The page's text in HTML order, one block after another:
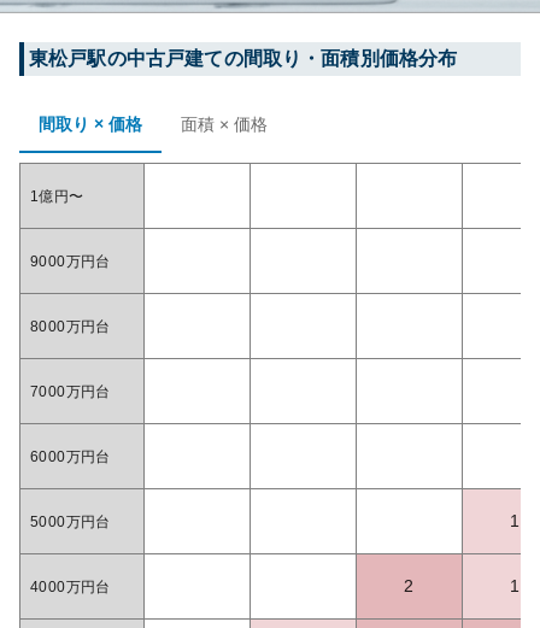
東松戸駅の中古戸建ての間取り・面積別価格分布
間取り × 価格 面積 × 価格
1億円〜
9000万円台
8000万円台
7000万円台
6000万円台
5000万円台 1
4000万円台 2 1